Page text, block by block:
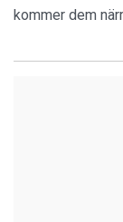
kommer dem